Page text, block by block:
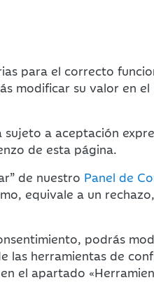
para el correcto
modificar su valor en el
a aceptación
de esta página.
de nuestro Panel de
equivale a un
podrás
las herramientas de
el apartado